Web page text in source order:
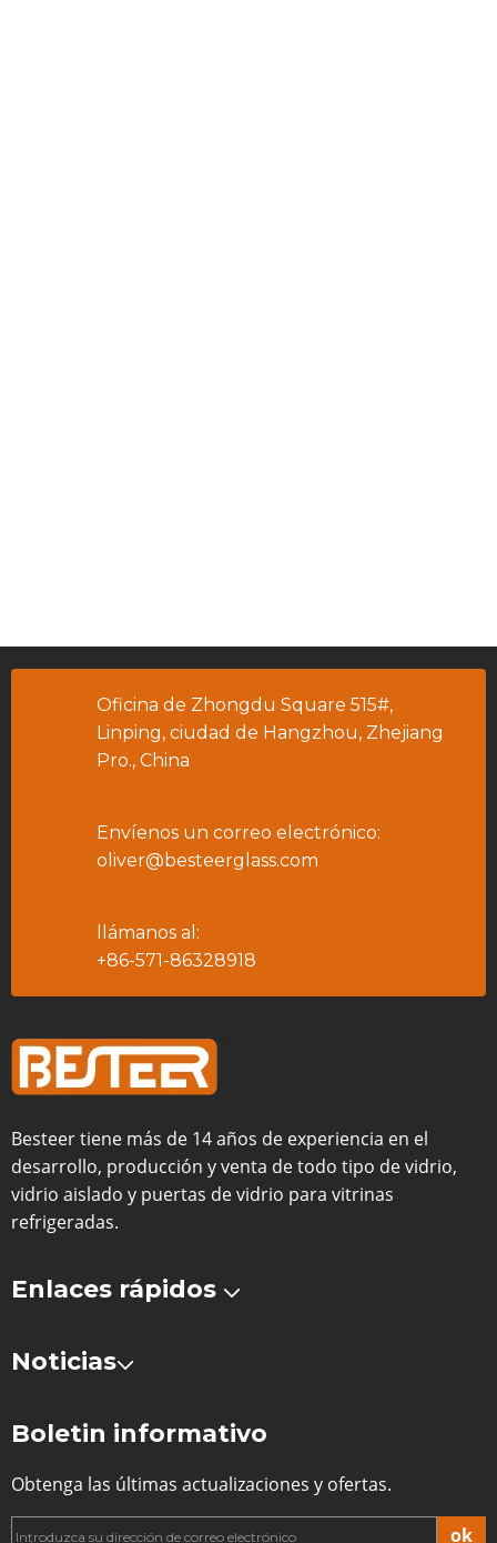
Oficina de Zhongdu Square 515#,
Linping, ciudad de Hangzhou, Zhejiang
Pro., China
Envíenos un correo electrónico:
oliver@besteerglass.com
llámanos al:
+86-571-86328918
Besteer tiene más de 14 años de experiencia en el
desarrollo, producción y venta de todo tipo de vidrio,
vidrio aislado y puertas de vidrio para vitrinas
refrigeradas.
Enlaces rápidos
Noticias
Boletin informativo
Obtenga las últimas actualizaciones y ofertas.
ok